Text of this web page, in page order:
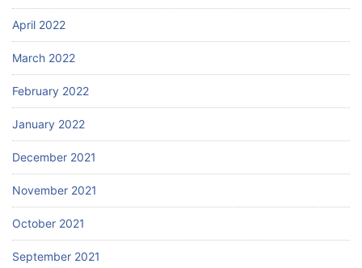
April 2022
March 2022
February 2022
January 2022
December 2021
November 2021
October 2021
September 2021